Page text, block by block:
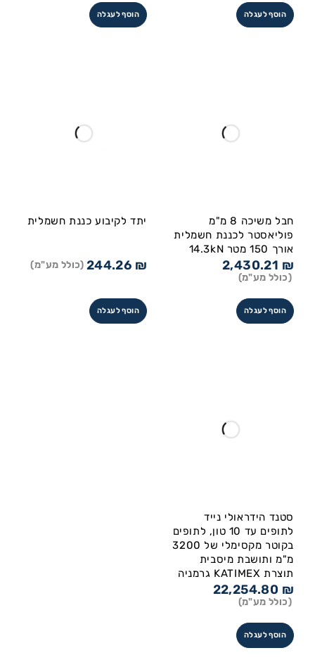
הוסף לעגלה הוסף לעגלה
חבל משיכה 8 מ"מ
פוליאסטר לכננת חשמלית
אורך 150 מטר 14.3kN
2,430.21 ₪
(כולל מע"מ)
הוסף לעגלה
יתד לקיבוע כננת חשמלית
244.26 ₪ (כולל מע"מ)
הוסף לעגלה
סטנד הידראולי נייד
לתופים עד 10 טון, לתופים
בקוטר מקסימלי של 3200
מ"מ ותושבת מיסבית
תוצרת KATIMEX גרמניה
22,254.80 ₪
(כולל מע"מ)
הוסף לעגלה